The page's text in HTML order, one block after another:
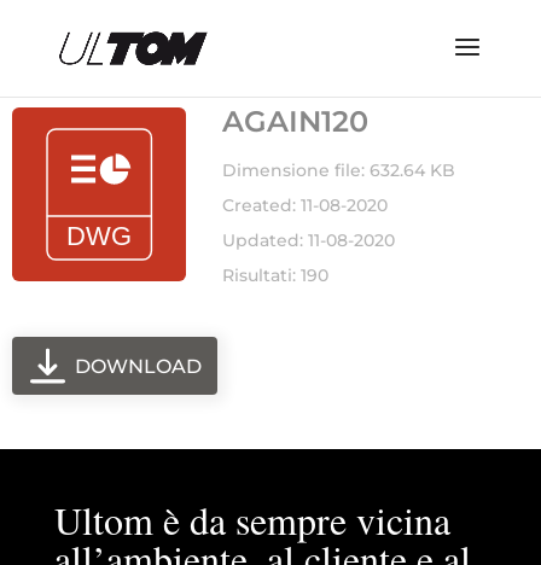
AGAIN120
Dimensione file: 632.64 KB
Created: 11-08-2020
Updated: 11-08-2020
Risultati: 190
DOWNLOAD
Ultom è da sempre vicina